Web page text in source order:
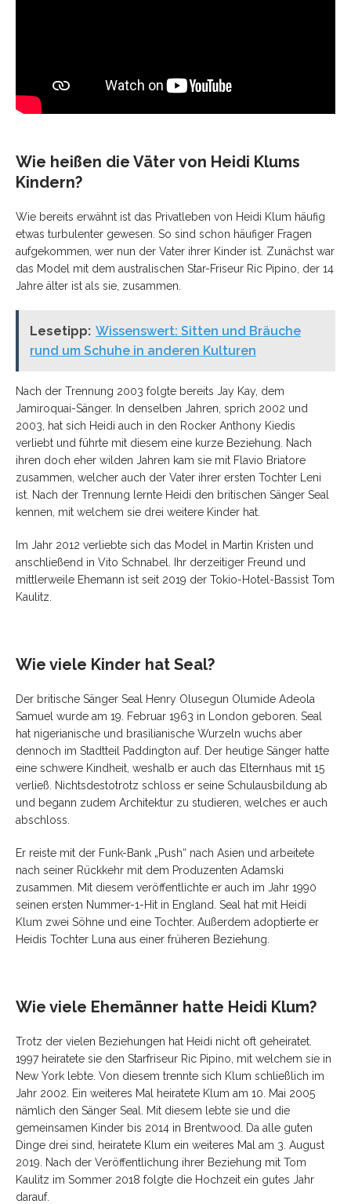
Wie heißen die Väter von Heidi Klums
Kindern?
Wie bereits erwähnt ist das Privatleben von Heidi Klum häufig
etwas turbulenter gewesen. So sind schon häufiger Fragen
aufgekommen, wer nun der Vater ihrer Kinder ist. Zunächst war
das Model mit dem australischen Star-Friseur Ric Pipino, der 14
Jahre älter ist als sie, zusammen.
Lesetipp: Wissenswert: Sitten und Bräuche
rund um Schuhe in anderen Kulturen
Nach der Trennung 2003 folgte bereits Jay Kay, dem
Jamiroquai-Sänger. In denselben Jahren, sprich 2002 und
2003, hat sich Heidi auch in den Rocker Anthony Kiedis
verliebt und führte mit diesem eine kurze Beziehung. Nach
ihren doch eher wilden Jahren kam sie mit Flavio Briatore
zusammen, welcher auch der Vater ihrer ersten Tochter Leni
ist. Nach der Trennung lernte Heidi den britischen Sänger Seal
kennen, mit welchem sie drei weitere Kinder hat.
Im Jahr 2012 verliebte sich das Model in Martin Kristen und
anschließend in Vito Schnabel. Ihr derzeitiger Freund und
mittlerweile Ehemann ist seit 2019 der Tokio-Hotel-Bassist Tom
Kaulitz.
Wie viele Kinder hat Seal?
Der britische Sänger Seal Henry Olusegun Olumide Adeola
Samuel wurde am 19. Februar 1963 in London geboren. Seal
hat nigerianische und brasilianische Wurzeln wuchs aber
dennoch im Stadtteil Paddington auf. Der heutige Sänger hatte
eine schwere Kindheit, weshalb er auch das Elternhaus mit 15
verließ. Nichtsdestotrotz schloss er seine Schulausbildung ab
und begann zudem Architektur zu studieren, welches er auch
abschloss.
Er reiste mit der Funk-Bank „Push“ nach Asien und arbeitete
nach seiner Rückkehr mit dem Produzenten Adamski
zusammen. Mit diesem veröffentlichte er auch im Jahr 1990
seinen ersten Nummer-1-Hit in England. Seal hat mit Heidi
Klum zwei Söhne und eine Tochter. Außerdem adoptierte er
Heidis Tochter Luna aus einer früheren Beziehung.
Wie viele Ehemänner hatte Heidi Klum?
Trotz der vielen Beziehungen hat Heidi nicht oft geheiratet.
1997 heiratete sie den Starfriseur Ric Pipino, mit welchem sie in
New York lebte. Von diesem trennte sich Klum schließlich im
Jahr 2002. Ein weiteres Mal heiratete Klum am 10. Mai 2005
nämlich den Sänger Seal. Mit diesem lebte sie und die
gemeinsamen Kinder bis 2014 in Brentwood. Da alle guten
Dinge drei sind, heiratete Klum ein weiteres Mal am 3. August
2019. Nach der Veröffentlichung ihrer Beziehung mit Tom
Kaulitz im Sommer 2018 folgte die Hochzeit ein gutes Jahr
darauf.